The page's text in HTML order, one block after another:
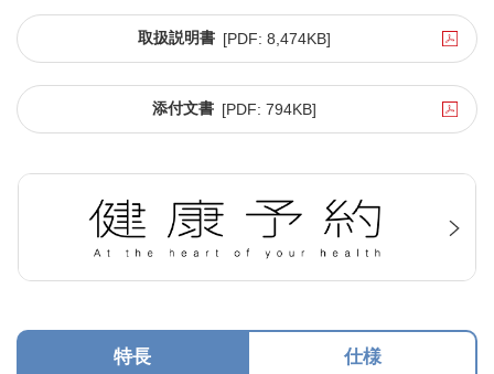
取扱説明書 [PDF:8,474KB]
添付文書 [PDF:794KB]
特長 仕様